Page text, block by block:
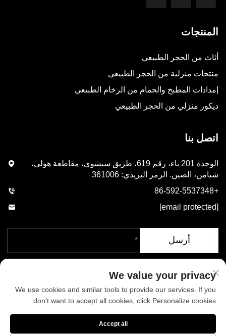
المنتجات
أثاث من الحجر الطبيعي
منتجات منزلية من الحجر الطبيعي
إمدادات المطبخ والحمام من الرخام الطبيعي
ديكور منزلي من الحجر الطبيعي
اتصل بنا
الوحدة 201 باء، رقم 619، طريق سيشوي، مقاطعة هولي،
شيامن، الصين. الرمز البريدي: 361006
+86-592-5537348
[email protected]
أرسل
حقوق الطبع والنشر © شركة شيامن فينيكس للصناعات المحدودة. جميع
We value your privacy
We use cookies and similar tools to provide our services. If you
don't want to accept all cookies, click Personalize cookies.
Accept all